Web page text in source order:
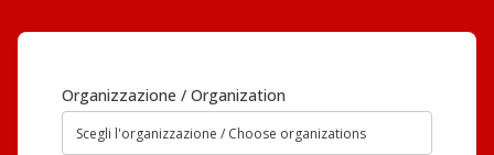
Organizzazione / Organization